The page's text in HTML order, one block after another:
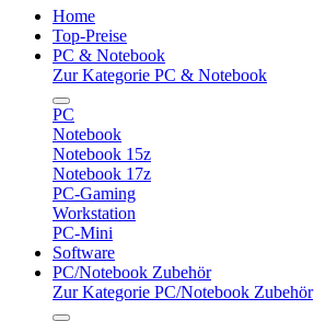
Home
Top-Preise
PC & Notebook
Zur Kategorie PC & Notebook
PC
Notebook
Notebook 15z
Notebook 17z
PC-Gaming
Workstation
PC-Mini
Software
PC/Notebook Zubehör
Zur Kategorie PC/Notebook Zubehör